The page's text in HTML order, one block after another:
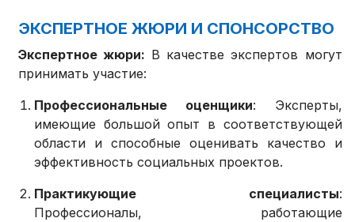
ЭКСПЕРТНОЕ ЖЮРИ И СПОНСОРСТВО
Экспертное жюри: В качестве экспертов могут
принимать участие:
Профессиональные оценщики: Эксперты,
имеющие большой опыт в соответствующей
области и способные оценивать качество и
эффективность социальных проектов.
Практикующие специалисты:
Профессионалы, работающие